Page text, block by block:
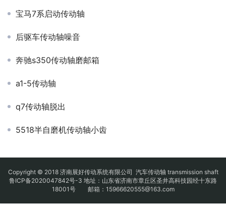
宝马7系启动传动轴
后驱车传动轴噪音
奔驰s350传动轴磨邮箱
a1-5传动轴
q7传动轴脱出
5518半自磨机传动轴小齿
Copyright © 2018 济南展好传动系统有限公司 汽车传动轴 transmission shaft
鲁ICP备2020047842号-3 地址：山东省济南市章丘区圣井高科技园经十东路
18001号 邮箱：15966620555@163.com